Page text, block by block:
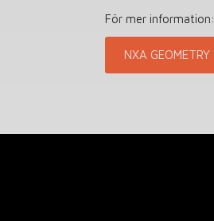
För mer information:
NXA GEOMETRY